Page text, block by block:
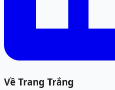
Về Trang Trắng